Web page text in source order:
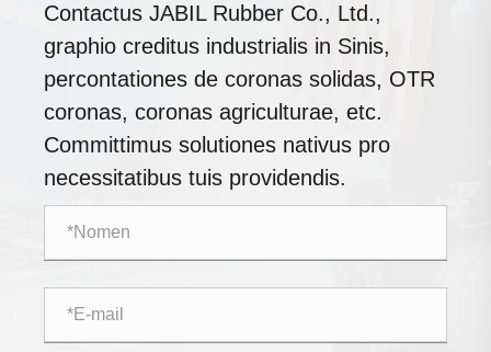
Contactus JABIL Rubber Co., Ltd.,
graphio creditus industrialis in Sinis,
percontationes de coronas solidas, OTR
coronas, coronas agriculturae, etc.
Committimus solutiones nativus pro
necessitatibus tuis providendis.